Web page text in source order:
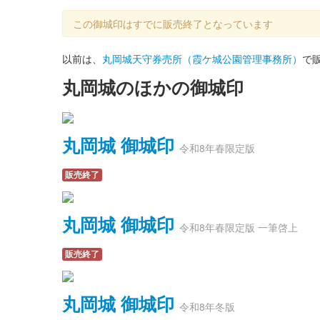
この御城印はすでに販売終了となっています
以前は、 丸岡城天守券売所（霞ケ城公園管理事務所） で
丸岡城のほかの御城印
丸岡城 御城印 令和8年春限定版
販売終了
丸岡城 御城印 令和8年春限定版 一筆啓上
販売終了
丸岡城 御城印 令和8年冬版